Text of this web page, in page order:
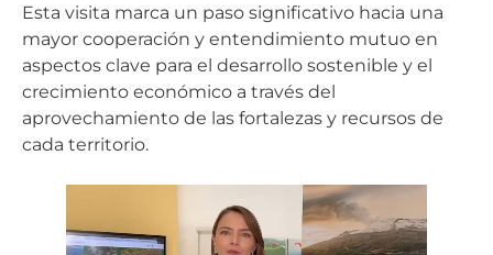
Esta visita marca un paso significativo hacia una
mayor cooperación y entendimiento mutuo en
aspectos clave para el desarrollo sostenible y el
crecimiento económico a través del
aprovechamiento de las fortalezas y recursos de
cada territorio.